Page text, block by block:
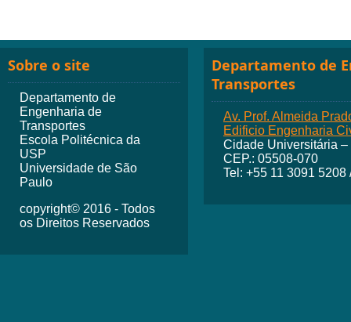
Sobre o site
Departamento de
Engenharia de
Transportes
Escola Politécnica da
USP
Universidade de São
Paulo
copyright© 2016 - Todos
os Direitos Reservados
Departamento de
Transportes
Av. Prof. Almeida
Edificio Engenharia
Cidade Universitária
CEP.: 05508-070
Tel: +55 11 3091